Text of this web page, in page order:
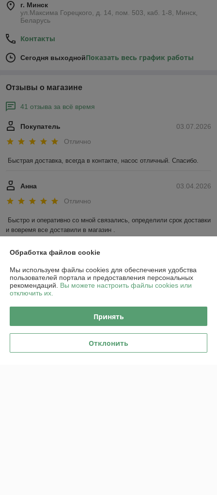
г. Минск
ул.Максима Горецкого, д. 14, пом. 503, каб. 1-8, Минск,
Беларусь
Контакты
Сегодня выходнойПоказать весь график работы
Отзывы о магазине
41 отзыва за всё время
03.07.2026
Покупатель
Отлично
Быстрая доставка, всегда в контакте, насос отличный. Спасибо.
03.04.2026
Анна
Отлично
Быстро и оперативно со мной связались, определили срок доставки
и вовремя все доставили в магазин .
Показать все отзывы
О нас
Доставка и оплата
График работы
Обработка файлов cookie
Мы используем файлы cookies для обеспечения удобства
пользователей портала и предоставления персональных
рекомендаций. Вы можете настроить файлы cookies или
отключить их.
Принять
Отклонить